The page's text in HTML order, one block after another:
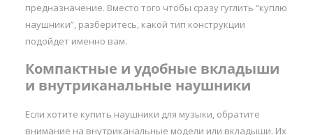
предназначение. Вместо того чтобы сразу гуглить “куплю
наушники”, разберитесь, какой тип конструкции
подойдет именно вам.
Компактные и удобные вкладыши
и внутриканальные наушники
Если хотите купить наушники для музыки, обратите
внимание на внутриканальные модели или вкладыши. Их